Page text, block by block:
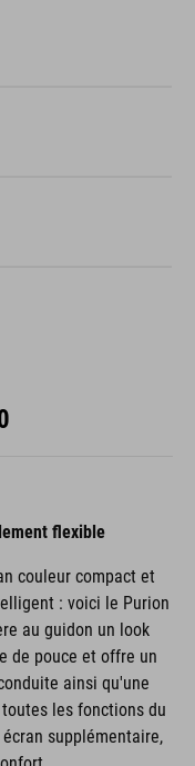
flexible
couleur compact et
: voici le Purion
au guidon un look
de pouce et offre un
ainsi qu'une
les fonctions du
supplémentaire,